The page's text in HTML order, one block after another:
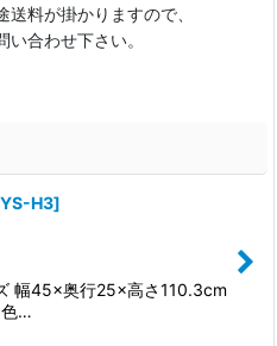
送料が掛かりますので、
い合わせ下さい。
YS-H3]
幅45×奥行25×高さ110.3cm
…